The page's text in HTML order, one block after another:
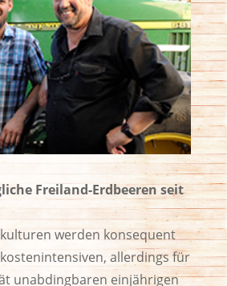
Freiland-Erdbeeren seit
werden konsequent
allerdings für
unabdingbaren einjährigen